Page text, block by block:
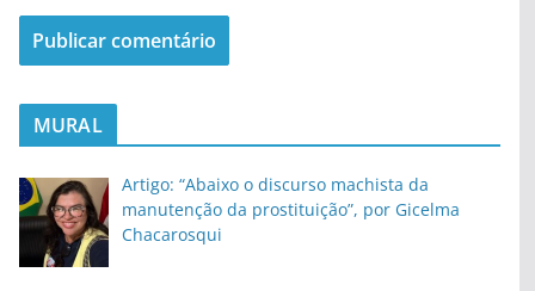
MURAL
Artigo: “Abaixo o discurso machista da
manutenção da prostituição”, por Gicelma
Chacarosqui